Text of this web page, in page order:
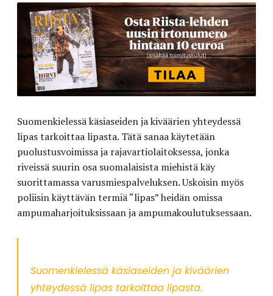
Suomenkielessä käsiaseiden ja kiväärien yhteydessä
lipas tarkoittaa lipasta. Tätä sanaa käytetään
puolustusvoimissa ja rajavartiolaitoksessa, jonka
riveissä suurin osa suomalaisista miehistä käy
suorittamassa varusmiespalveluksen. Uskoisin myös
poliisin käyttävän termiä “lipas” heidän omissa
ampumaharjoituksissaan ja ampumakoulutuksessaan.
Suomenkielessä käsiaseiden ja kiväärien
yhteydessä lipas tarkoittaa lipasta.